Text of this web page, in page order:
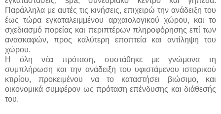
Παράλληλα με αυτές τις κινήσεις, επιχειρώ την ανάδειξη του
έως τώρα εγκαταλειμμένου αρχαιολογικού χώρου, και το
σχεδιασμό πορείας και περιπτέρων πληροφόρησης επί των
ανασκαφών, προς καλύτερη εποπτεία και αντίληψη του
χώρου.
Η όλη νέα πρόταση, συστάθηκε με γνώμονα τη
συμπλήρωση και την ανάδειξη του υφιστάμενου ιστορικού
κτιρίου, προκειμένου να το καταστήσει βιώσιμο, και
οικονομικά συμφέρον ως πρόταση επένδυσης και διάθεσής
του.